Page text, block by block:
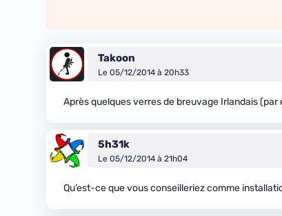
Takoon
Le 05/12/2014 à 20h33
Après quelques verres de breuvage Irlandais
5h31k
Le 05/12/2014 à 21h04
Qu’est-ce que vous conseilleriez comme